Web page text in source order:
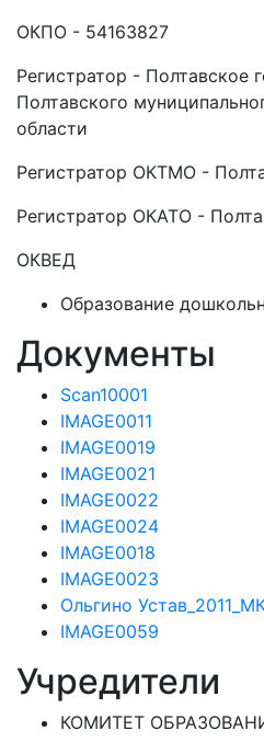
ОКПО - 54163827
Регистратор - Полтавское
Полтавского
области
Регистратор ОКТМО -
Регистратор ОКАТО -
ОКВЕД
Образование
Документы
Scan10001
IMAGE0011
IMAGE0019
IMAGE0021
IMAGE0022
IMAGE0024
IMAGE0018
IMAGE0023
Ольгино
IMAGE0059
Учредители
КОМИТЕТ